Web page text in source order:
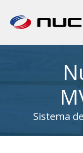
Sistema